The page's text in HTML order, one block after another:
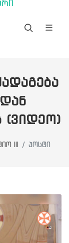
(ᲕᲘᲓᲔᲝ)
III პოსტი